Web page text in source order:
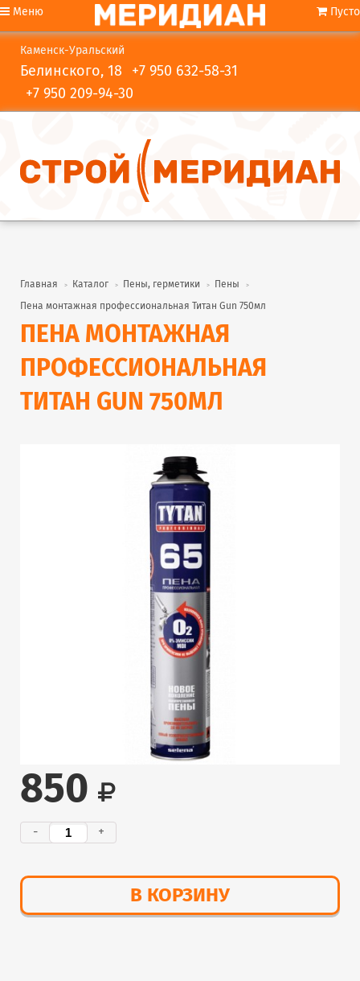
Меню Пусто
Каменск-Уральский
Белинского, 18 +7 950 632-58-31
+7 950 209-94-30
Главная Каталог Пены, герметики
Пены
Пена монтажная профессиональная Титан Gun 750мл
ПЕНА МОНТАЖНАЯ
ПРОФЕССИОНАЛЬНАЯ
ТИТАН GUN 750МЛ
850
- +
В КОРЗИНУ